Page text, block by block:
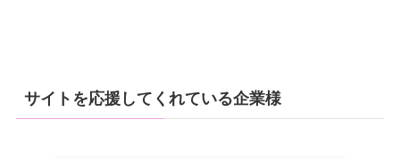
サイトを応援してくれている企業様